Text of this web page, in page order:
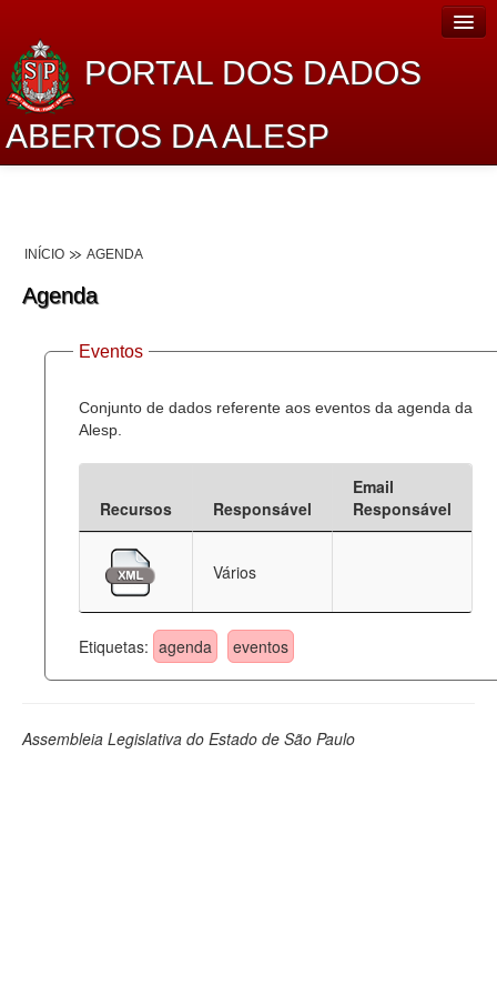
PORTAL DOS DADOS
ABERTOS DA ALESP
Lei de Acesso à Informação
Dados Governamentais Abertos
Planejamento
Catálogo de dados
Deputados Estaduais
Administração
Legislação
INÍCIO AGENDA
Agenda
Eventos
Conjunto de dados referente aos eventos da agenda da
Alesp.
Recursos Responsável
Email
Responsável
Vários
Etiquetas: agenda eventos
Assembleia Legislativa do Estado de São Paulo